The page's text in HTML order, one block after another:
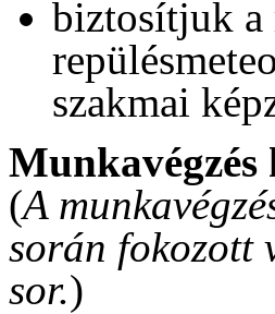
biztosítjuk a
szakmai
Munkavégzés
(A
során fokozott
sor.)